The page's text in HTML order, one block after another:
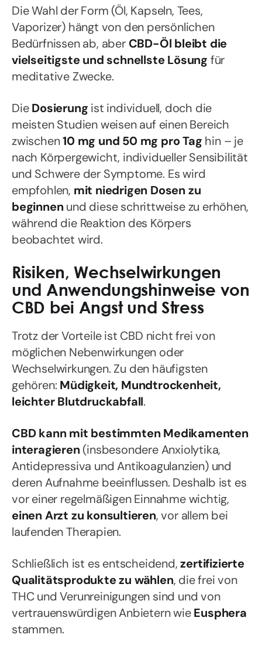
Die Wahl der Form (Öl, Kapseln, Tees,
Vaporizer) hängt von den persönlichen
Bedürfnissen ab, aber CBD-Öl bleibt die
vielseitigste und schnellste Lösung für
meditative Zwecke.
DieDosierung ist individuell, doch die
meisten Studien weisen auf einen Bereich
zwischen10 mg und 50 mg pro Tag hin – je
nach Körpergewicht, individueller Sensibilität
und Schwere der Symptome. Es wird
empfohlen, mit niedrigen Dosen zu
beginnenund diese schrittweise zu erhöhen,
während die Reaktion des Körpers
beobachtet wird.
Risiken, Wechselwirkungen
und Anwendungshinweise von
CBD bei Angst und Stress
Trotz der Vorteile ist CBD nicht frei von
möglichen Nebenwirkungen oder
Wechselwirkungen. Zu den häufigsten
gehören: Müdigkeit, Mundtrockenheit,
leichter Blutdruckabfall.
CBD kann mit bestimmten Medikamenten
interagieren(insbesondere Anxiolytika,
Antidepressiva und Antikoagulanzien) und
deren Aufnahme beeinflussen. Deshalb ist es
vor einer regelmäßigen Einnahme wichtig,
einen Arzt zu konsultieren, vor allem bei
laufenden Therapien.
Schließlich ist es entscheidend,zertifizierte
Qualitätsprodukte zu wählen, die frei von
THC und Verunreinigungen sind und von
vertrauenswürdigen Anbietern wieEusphera
stammen.